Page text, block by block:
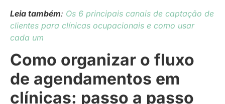
Leia também: Os 6 principais canais de captação de
clientes para clínicas ocupacionais e como usar
cada um
Como organizar o fluxo
de agendamentos em
clínicas: passo a passo